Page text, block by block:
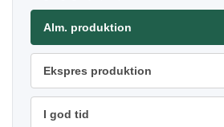
Alm. produktion
Ekspres produktion
I god tid